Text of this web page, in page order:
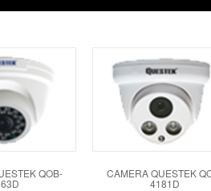
QOB- CAMERA QUESTEK
4181D